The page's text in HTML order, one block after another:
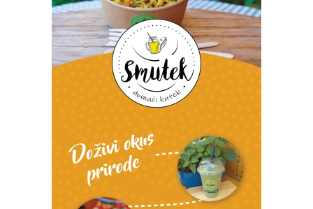
Izvor: Grad Koprivnica